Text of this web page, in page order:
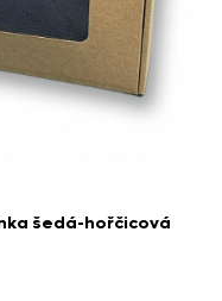
šedá-hořčicová